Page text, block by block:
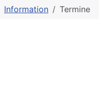
Information Termine